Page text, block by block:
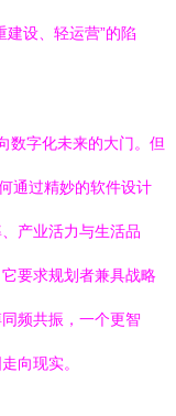
设、轻运营”的陷
数字化未来的大门。但
通过精妙的软件设计
产业活力与生活品
要求规划者兼具战略
频共振，一个更智
向现实。